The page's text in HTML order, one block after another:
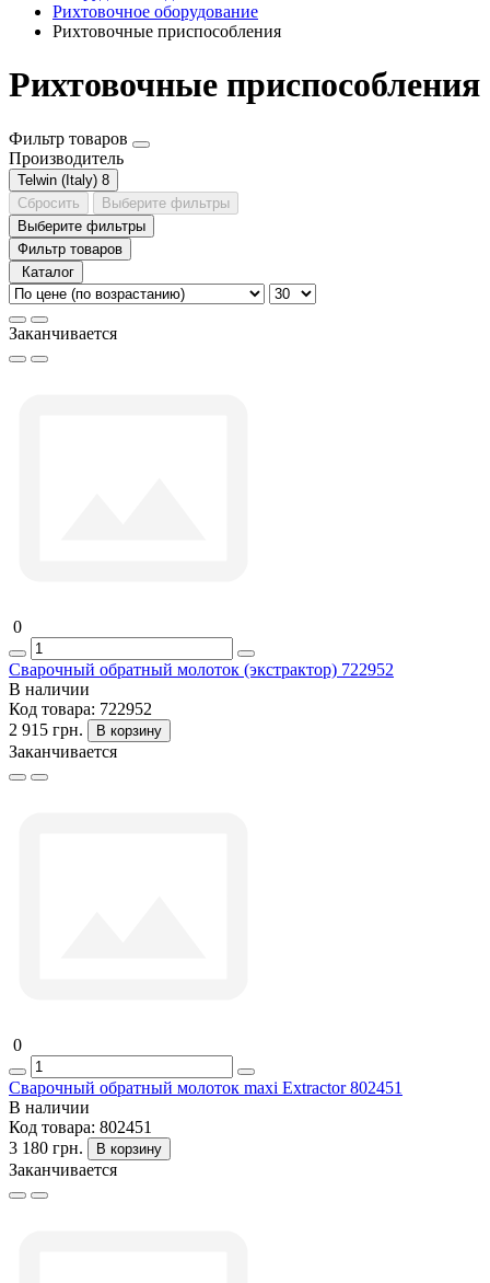
Рихтовочное оборудование
Рихтовочные приспособления
Рихтовочные приспособления
Фильтр товаров
Производитель
Telwin (Italy) 8
Сбросить
Выберите фильтры
Выберите фильтры
Фильтр товаров
Каталог
Заканчивается
0
Сварочный обратный молоток (экстрактор) 722952
В наличии
Код товара: 722952
2 915 грн.
В корзину
Заканчивается
0
Сварочный обратный молоток maxi Extractor 802451
В наличии
Код товара: 802451
3 180 грн.
В корзину
Заканчивается